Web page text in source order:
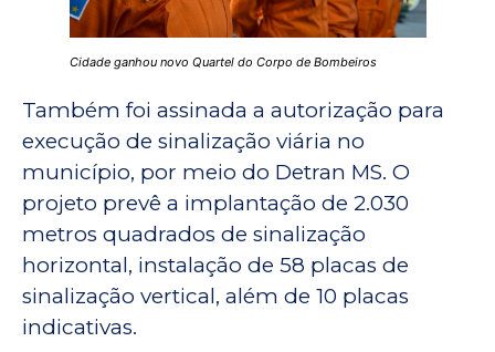
Cidade ganhou novo Quartel do Corpo de Bombeiros
Também foi assinada a autorização para
execução de sinalização viária no
município, por meio do Detran MS. O
projeto prevê a implantação de 2.030
metros quadrados de sinalização
horizontal, instalação de 58 placas de
sinalização vertical, além de 10 placas
indicativas.